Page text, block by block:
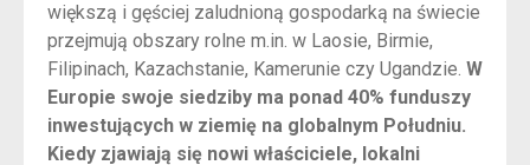
większą i gęściej zaludnioną gospodarką na świecie
przejmują obszary rolne m.in. w Laosie, Birmie,
Filipinach, Kazachstanie, Kamerunie czy Ugandzie. W
Europie swoje siedziby ma ponad 40% funduszy
inwestujących w ziemię na globalnym Południu.
Kiedy zjawiają się nowi właściciele, lokalni